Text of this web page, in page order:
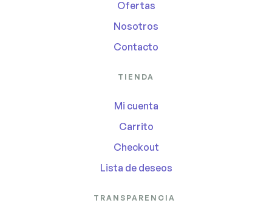
Ofertas
Nosotros
Contacto
TIENDA
Mi cuenta
Carrito
Checkout
Lista de deseos
TRANSPARENCIA